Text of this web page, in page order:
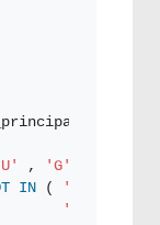
, 'G'
IN (
'NT